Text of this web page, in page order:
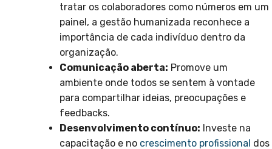
tratar os colaboradores como números em um
painel, a gestão humanizada reconhece a
importância de cada indivíduo dentro da
organização.
Comunicação aberta: Promove um
ambiente onde todos se sentem à vontade
para compartilhar ideias, preocupações e
feedbacks.
Desenvolvimento contínuo: Investe na
capacitação e no crescimento profissional dos